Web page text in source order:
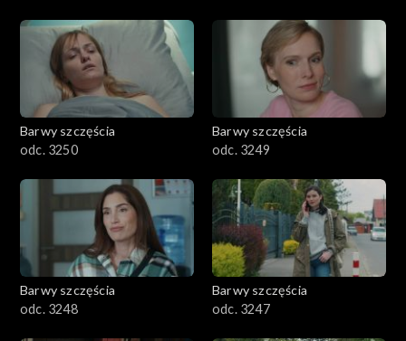
Barwy szczęścia
odc. 3250
Barwy szczęścia
odc. 3249
Barwy szczęścia
odc. 3248
Barwy szczęścia
odc. 3247